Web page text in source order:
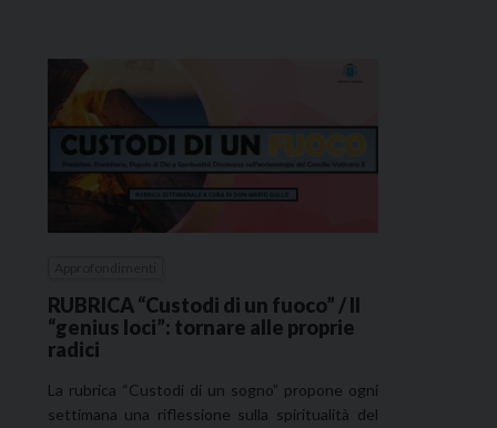
RUBRICA “Custodi di un fuoco” / Il
“genius loci”: tornare alle proprie
radici
La rubrica “Custodi di un sogno” propone ogni
settimana una riflessione sulla spiritualità del